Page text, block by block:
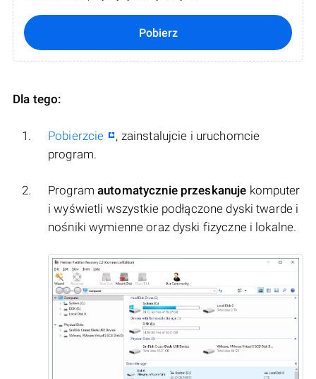
Pobierz
Dla tego:
Pobierzcie
, zainstalujcie i uruchomcie
program.
Programautomatycznie przeskanuje komputer
i wyświetli wszystkie podłączone dyski twarde i
nośniki wymienne oraz dyski fizyczne i lokalne.